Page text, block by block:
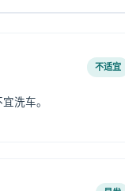
不适宜
洗车。